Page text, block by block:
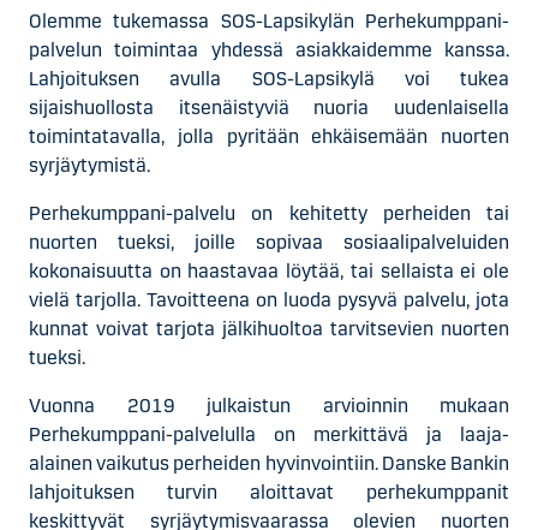
Olemme tukemassa SOS-Lapsikylän Perhekumppani-
palvelun toimintaa yhdessä asiakkaidemme kanssa.
Lahjoituksen avulla SOS-Lapsikylä voi tukea
sijaishuollosta itsenäistyviä nuoria uudenlaisella
toimintatavalla, jolla pyritään ehkäisemään nuorten
syrjäytymistä.
Perhekumppani-palvelu on kehitetty perheiden tai
nuorten tueksi, joille sopivaa sosiaalipalveluiden
kokonaisuutta on haastavaa löytää, tai sellaista ei ole
vielä tarjolla. Tavoitteena on luoda pysyvä palvelu, jota
kunnat voivat tarjota jälkihuoltoa tarvitsevien nuorten
tueksi.
Vuonna 2019 julkaistun arvioinnin mukaan
Perhekumppani-palvelulla on merkittävä ja laaja-
alainen vaikutus perheiden hyvinvointiin. Danske Bankin
lahjoituksen turvin aloittavat perhekumppanit
keskittyvät syrjäytymisvaarassa olevien nuorten